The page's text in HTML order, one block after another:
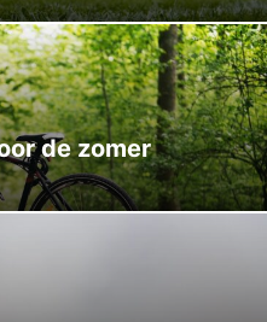
de zomer